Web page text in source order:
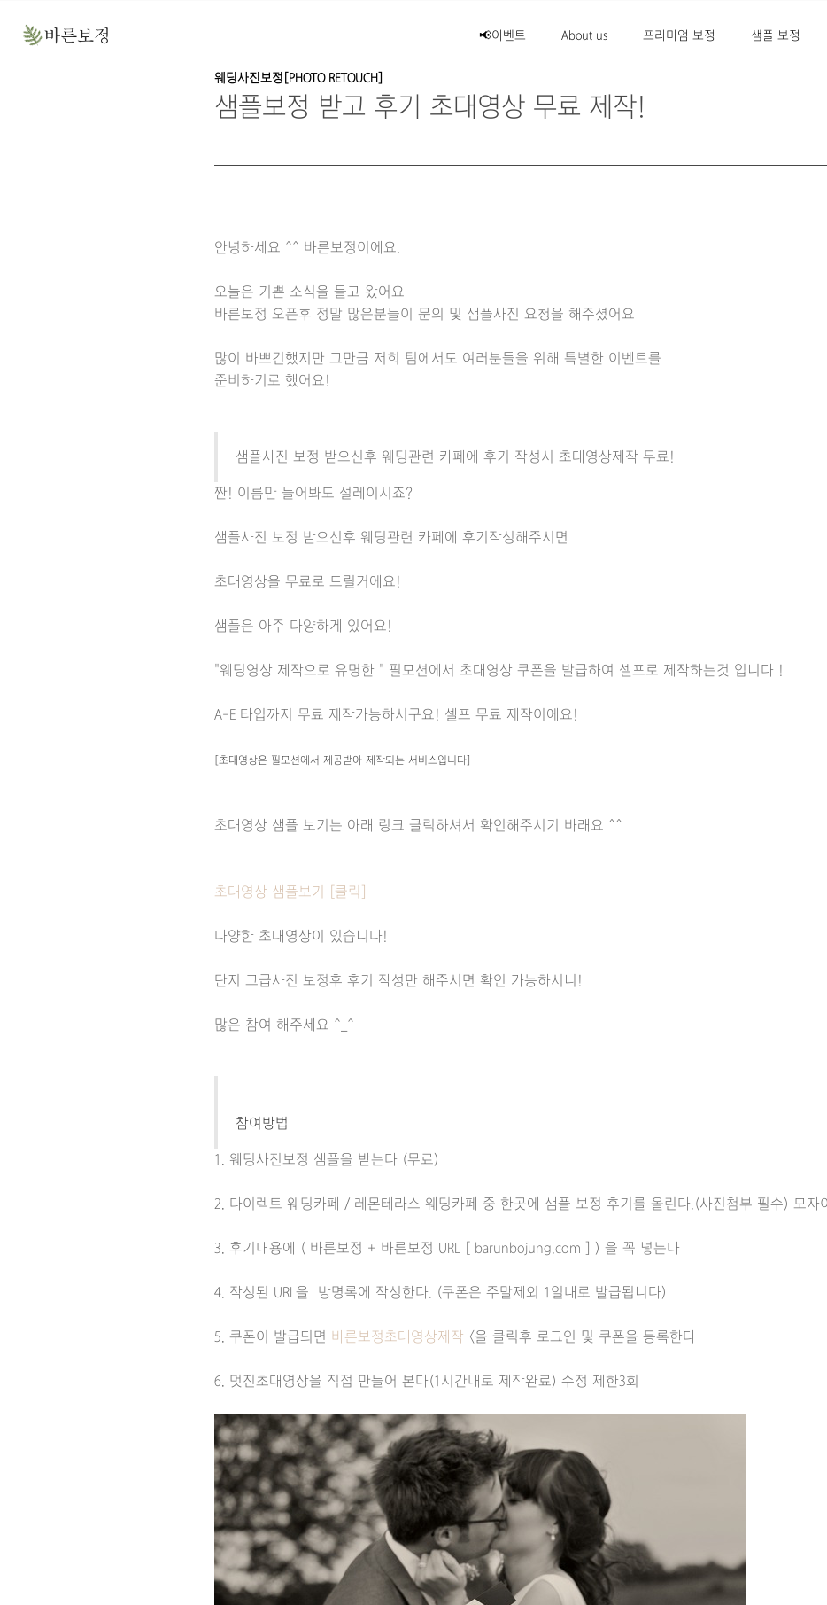
📢이벤트 About us 프리미엄 보정 샘플 보정
웨딩사진보정[PHOTO RETOUCH]
샘플보정 받고 후기 초대영상 무료 제작!
안녕하세요 ^^ 바른보정이에요.
오늘은 기쁜 소식을 들고 왔어요
바른보정 오픈후 정말 많은분들이 문의 및 샘플사진 요청을 해주셨어요
많이 바쁘긴했지만 그만큼 저희 팀에서도 여러분들을 위해 특별한 이벤트를
준비하기로 했어요!
샘플사진 보정 받으신후 웨딩관련 카페에 후기 작성시 초대영상제작 무료!
짠! 이름만 들어봐도 설레이시죠?
샘플사진 보정 받으신후 웨딩관련 카페에 후기작성해주시면
초대영상을 무료로 드릴거에요!
샘플은 아주 다양하게 있어요!
"웨딩영상 제작으로 유명한 " 필모션에서 초대영상 쿠폰을 발급하여 셀프로 제작하는것 입니다 !
A-E 타입까지 무료 제작가능하시구요! 셀프 무료 제작이에요!
[초대영상은 필모션에서 제공받아 제작되는 서비스입니다]
초대영상 샘플 보기는 아래 링크 클릭하셔서 확인해주시기 바래요 ^^
초대영상 샘플보기 [클릭]
다양한 초대영상이 있습니다!
단지 고급사진 보정후 후기 작성만 해주시면 확인 가능하시니!
많은 참여 해주세요 ^_^
참여방법
1. 웨딩사진보정 샘플을 받는다 (무료)
2. 다이렉트 웨딩카페 / 레몬테라스 웨딩카페 중 한곳에 샘플 보정 후기를 올린다.(사진첨부 필수) 모자
3. 후기내용에 ( 바른보정 + 바른보정 URL [ barunbojung.com ] ) 을 꼭 넣는다
4. 작성된 URL을 방명록에 작성한다. (쿠폰은 주말제외 1일내로 발급됩니다)
5. 쿠폰이 발급되면 바른보정초대영상제작 <을 클릭후 로그인 및 쿠폰을 등록한다
6. 멋진초대영상을 직접 만들어 본다(1시간내로 제작완료) 수정 제한3회